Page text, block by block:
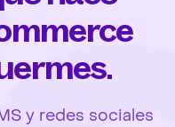
y redes sociales